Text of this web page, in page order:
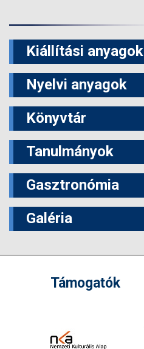
Kiállítási anyagok
Nyelvi anyagok
Könyvtár
Tanulmányok
Gasztronómia
Galéria
Támogatók